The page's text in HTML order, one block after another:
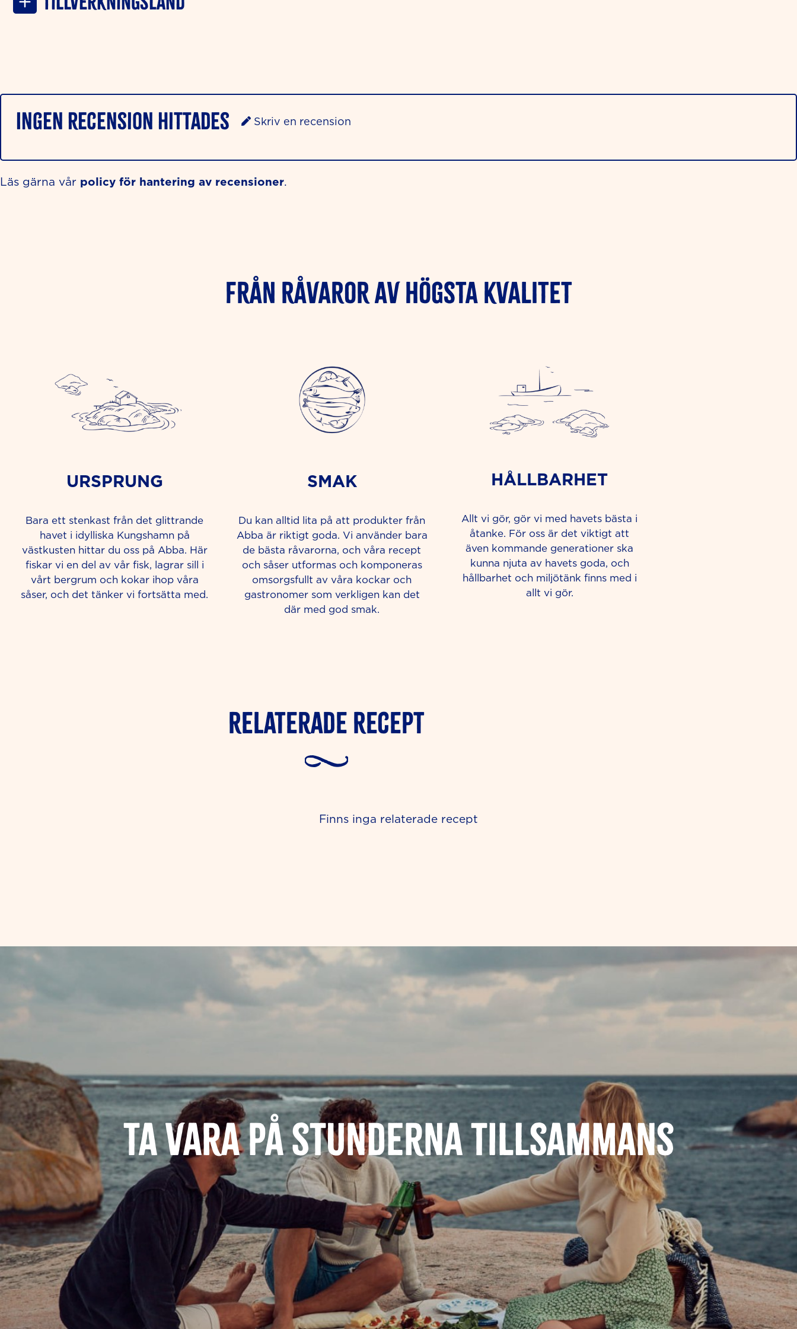
Ingen recension hittades Skriv en recension
Läs gärna vår policy för hantering av recensioner
FRÅN RÅVAROR AV HÖGSTA KVALITET
URSPRUNG
Bara ett stenkast från det glittrande
havet i idylliska Kungshamn på
västkusten hittar du oss på Abba. Här
fiskar vi en del av vår fisk, lagrar sill i
vårt bergrum och kokar ihop våra
såser, och det tänker vi fortsätta med.
SMAK
Du kan alltid lita på att produkter från
Abba är riktigt goda. Vi använder bara
de bästa råvarorna, och våra recept
och såser utformas och komponeras
omsorgsfullt av våra kockar och
gastronomer som verkligen kan det
där med god smak.
HÅLLBARHET
Allt vi gör, gör vi med havets bästa i
åtanke. För oss är det viktigt att
även kommande generationer ska
kunna njuta av havets goda, och
hållbarhet och miljötänk finns med i
allt vi gör.
Relaterade Recept
Finns inga relaterade recept
Ta vara på stunderna tillsammans